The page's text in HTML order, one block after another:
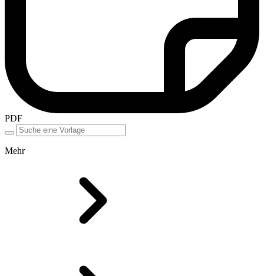
PDF
Mehr